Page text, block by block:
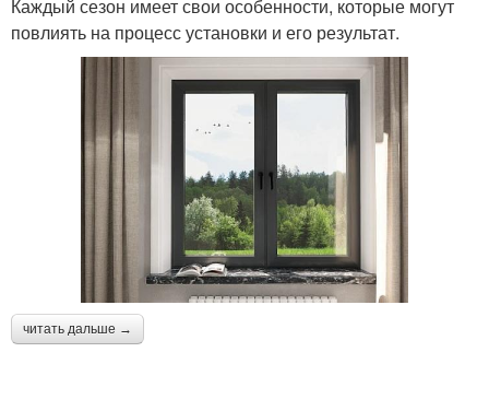
Каждый сезон имеет свои особенности, которые могут
повлиять на процесс установки и его результат.
читать дальше →